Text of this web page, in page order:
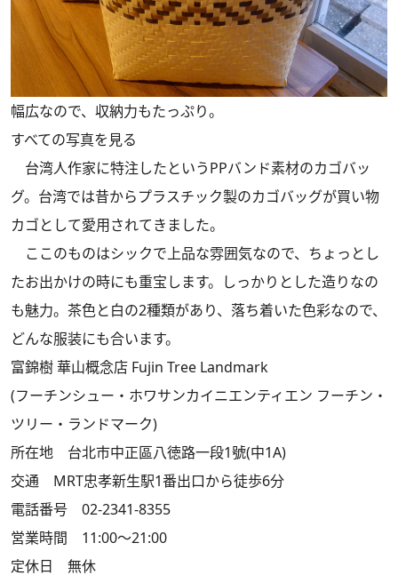
幅広なので、収納力もたっぷり。
すべての写真を見る
台湾人作家に特注したというPPバンド素材のカゴバッ
グ。台湾では昔からプラスチック製のカゴバッグが買い物
カゴとして愛用されてきました。
ここのものはシックで上品な雰囲気なので、ちょっとし
たお出かけの時にも重宝します。しっかりとした造りなの
も魅力。茶色と白の2種類があり、落ち着いた色彩なので、
どんな服装にも合います。
富錦樹 華山概念店 Fujin Tree Landmark
(フーチンシュー・ホワサンカイニエンティエン フーチン・
ツリー・ランドマーク)
所在地 台北市中正區八徳路一段1號(中1A)
交通 MRT忠孝新生駅1番出口から徒歩6分
電話番号 02-2341-8355
営業時間 11:00～21:00
定休日 無休